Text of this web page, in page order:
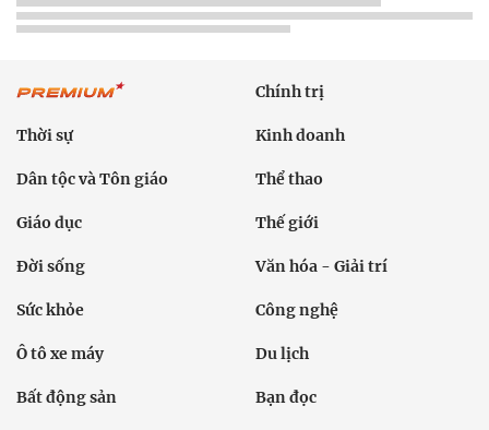
Chính trị
Thời sự Kinh doanh
Dân tộc và Tôn giáo Thể thao
Giáo dục Thế giới
Đời sống Văn hóa - Giải trí
Sức khỏe Công nghệ
Ô tô xe máy Du lịch
Bất động sản Bạn đọc